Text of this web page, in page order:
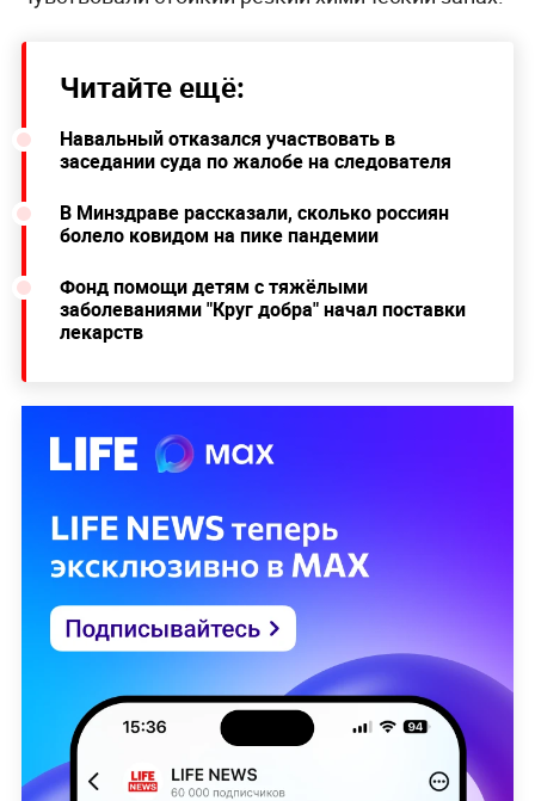
Читайте ещё:
Навальный отказался участвовать в
заседании суда по жалобе на следователя
В Минздраве рассказали, сколько россиян
болело ковидом на пике пандемии
Фонд помощи детям с тяжёлыми
заболеваниями "Круг добра" начал поставки
лекарств